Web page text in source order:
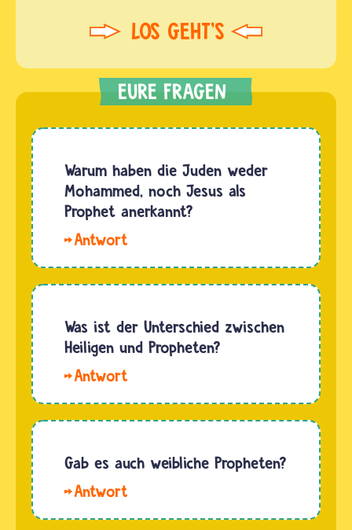
Warum haben die Juden weder
Mohammed, noch Jesus als
Prophet anerkannt?
vielen
gibt es
einen
Religionsstifter.
Also eine
Person,
die die
gegründet
hat.…
Was ist der Unterschied zwischen
Heiligen und Propheten?
Prophetinnen sind
die von
Begegnung
mit Gott
Gab es auch weibliche Propheten?